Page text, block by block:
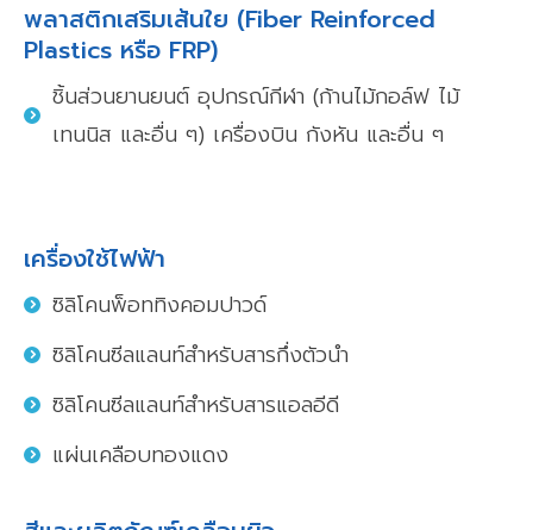
พลาสติกเสริมเส้นใย (Fiber Reinforced
Plastics หรือ FRP)
ชิ้นส่วนยานยนต์ อุปกรณ์กีฬา (ก้านไม้กอล์ฟ ไม้
เทนนิส และอื่น ๆ) เครื่องบิน กังหัน และอื่น ๆ
เครื่องใช้ไฟฟ้า
ซิลิโคนพ็อททิงคอมปาวด์
ซิลิโคนซีลแลนท์สำหรับสารกึ่งตัวนำ
ซิลิโคนซีลแลนท์สำหรับสารแอลอีดี
แผ่นเคลือบทองแดง